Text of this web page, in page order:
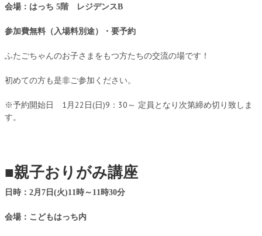
会場：はっち 5階 レジデンスB
参加費無料（入場料別途）・要予約
ふたごちゃんのお子さまをもつ方たちの交流の場です！
初めての方も是非ご参加ください。
※予約開始日 1月22日(日)9：30～ 定員となり次第締め切り致しま
す。
■親子おりがみ講座
日時：2月7日(火)11時～11時30分
会場：こどもはっち内